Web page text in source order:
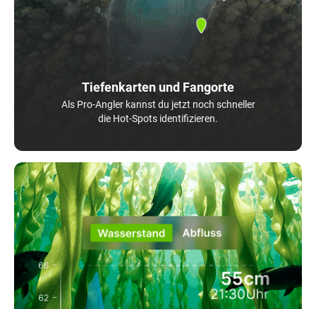
Tiefenkarten und Fangorte
Als Pro-Angler kannst du jetzt noch schneller
die Hot-Spots identifizieren.